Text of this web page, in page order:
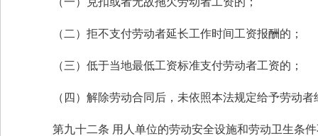
（二）拒不支付劳动者延长工作时间工资报酬的；
（三）低于当地最低工资标准支付劳动者工资的；
（四）解除劳动合同后，未依照本法规定给予劳动
第九十二条 用人单位的劳动安全设施和劳动卫生条